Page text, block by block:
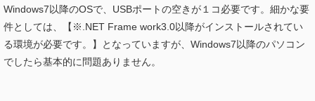
Windows7以降のOSで、USBポートの空きが１コ必要です。細かな要
件としては、【※.NET Frame work3.0以降がインストールされてい
る環境が必要です。】となっていますが、 Windows7以降のパソコン
でしたら基本的に問題ありません。